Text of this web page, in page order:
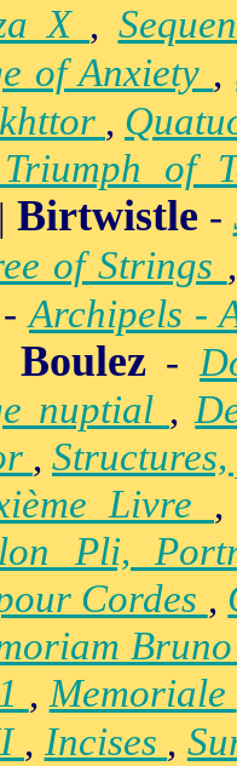
X ,
of Anxiety ,
,
of
|Birtwistle -
of Strings
-Archipels -
Boulez-
nuptial ,
,
Livre
Pli,
Cordes ,
,Memoriale
, Incises ,